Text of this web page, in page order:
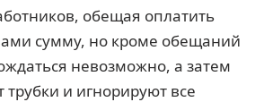
обещая оплатить
сумму, но кроме обещаний
невозможно, а затем
трубки и игнорируют все